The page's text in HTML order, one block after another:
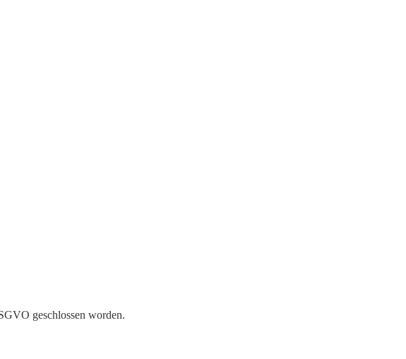
geschlossen worden.